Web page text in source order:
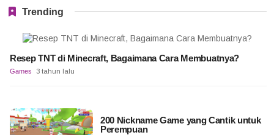
Trending
Resep TNT di Minecraft, Bagaimana Cara Membuatnya?
Games 3 tahun lalu
200 Nickname Game yang Cantik untuk
Perempuan